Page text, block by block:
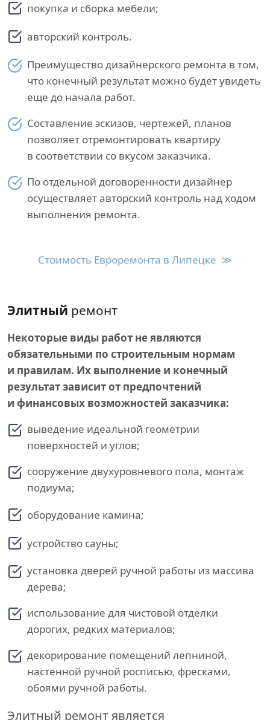
покупка и сборка мебели;
авторский контроль.
Преимущество дизайнерского ремонта в том,
что конечный результат можно будет увидеть
еще до начала работ.
Составление эскизов, чертежей, планов
позволяет отремонтировать квартиру
в соответствии со вкусом заказчика.
По отдельной договоренности дизайнер
осуществляет авторский контроль над ходом
выполнения ремонта.
Стоимость Евроремонта в Липецке ≫
Элитный ремонт
Некоторые виды работ не являются
обязательными по строительным нормам
и правилам. Их выполнение и конечный
результат зависит от предпочтений
и финансовых возможностей заказчика:
выведение идеальной геометрии
поверхностей и углов;
сооружение двухуровневого пола, монтаж
подиума;
оборудование камина;
устройство сауны;
установка дверей ручной работы из массива
дерева;
использование для чистовой отделки
дорогих, редких материалов;
декорирование помещений лепниной,
настенной ручной росписью, фресками,
обоями ручной работы.
Элитный ремонт является